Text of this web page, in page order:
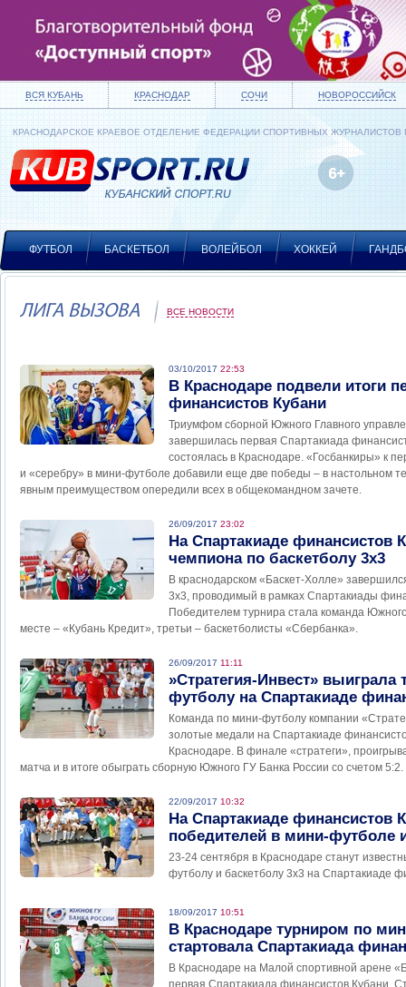
ВСЯ КУБАНЬ КРАСНОДАР СОЧИ НОВОРОССИЙСК
КРАСНОДАРСКОЕ КРАЕВОЕ ОТДЕЛЕНИЕ ФЕДЕРАЦИИ СПОРТИВНЫХ ЖУРНАЛИСТОВ
ФУТБОЛ БАСКЕТБОЛ ВОЛЕЙБОЛ ХОККЕЙ
ЛИГА ВЫЗОВА ВСЕ НОВОСТИ
03/10/2017 22:53
В Краснодаре подвели итоги
финансистов Кубани
Триумфом сборной Южного Главного
завершилась первая Спартакиада
состоялась в Краснодаре. «Госбанкиры» к
и «серебру» в мини-футболе добавили еще две победы – в настольном
явным преимуществом опередили всех в общекомандном зачете.
26/09/2017 23:02
На Спартакиаде финансистов
чемпиона по баскетболу 3х3
В краснодарском «Баскет-Холле»
3х3, проводимый в рамках Спартакиады
Победителем турнира стала команда
месте – «Кубань Кредит», третьи – баскетболисты «Сбербанка».
26/09/2017 11:11
»Стратегия-Инвест» выиграла
футболу на Спартакиаде
Команда по мини-футболу компании
золотые медали на Спартакиаде
Краснодаре. В финале «стратеги»,
матча и в итоге обыграть сборную Южного ГУ Банка России со счетом 5:2.
22/09/2017 10:32
На Спартакиаде финансистов
победителей в мини-футболе
23-24 сентября в Краснодаре станут
футболу и баскетболу 3х3 на Спартакиаде
18/09/2017 10:51
В Краснодаре турниром по
стартовала Спартакиада
В Краснодаре на Малой спортивной арене
первая Спартакиада финансистов Кубани.